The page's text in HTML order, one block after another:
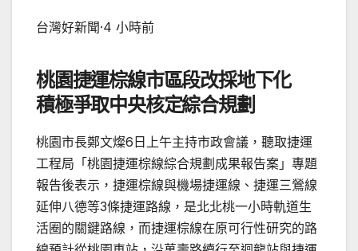
台灣好新聞·4 小時前
桃園捷運棕線市區段改採地下化
積極爭取中央核定綜合規劃
桃園市長鄭文燦6日上午主持市政會議，聽取捷運
工程局「桃園捷運棕線綜合規劃成果報告案」專題
報告後表示，捷運棕線與機場捷運線、捷運三鶯線
延伸八德等3條捷運路線，是北北桃一小時軌道生
活圈的關鍵路線，而捷運棕線在原可行性研究的路